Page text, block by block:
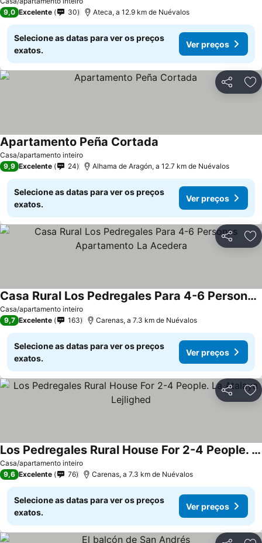
9,0 Excelente 30 Ateca, a 12.9 km de Nuévalos
Selecione as datas para ver os preços
exatos.
Ver preços
Partilhar
Casa/apartamento inteiro
Apartamento Peña Cortada
9,9 Excelente 24 Alhama de Aragón, a 12.7 km de Nuévalos
Selecione as datas para ver os preços
exatos.
Ver preços
Partilhar
Casa/apartamento inteiro
Casa Rural Los Pedregales Para 4-6 Personas Apartamento La Acedera
Ver preços
9,7 Excelente 163 Carenas, a 7.3 km de Nuévalos
Selecione as datas para ver os preços
exatos.
Ver preços
Partilhar
Casa/apartamento inteiro
Los Pedregales Rural House For 2-4 People. La Atalaya Lejlighed
Ver preços
9,6 Excelente 76 Carenas, a 7.3 km de Nuévalos
Selecione as datas para ver os preços
exatos.
Ver preços